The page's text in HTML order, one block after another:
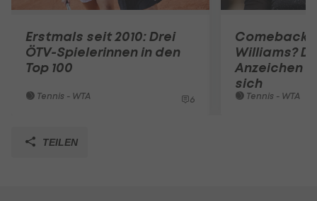
Erstmals seit 2010: Drei
ÖTV-Spielerinnen in den
Top 100
Tennis - WTA 6
Comeback
Williams?
Anzeichen
sich
Tennis - WTA
TEILEN